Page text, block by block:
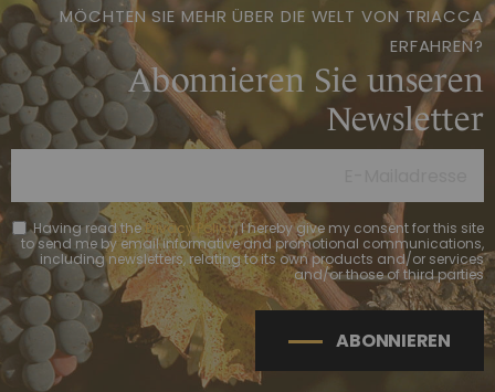
MÖCHTEN SIE MEHR ÜBER DIE WELT VON TRIACCA
ERFAHREN?
Abonnieren Sie unseren
Newsletter
Having read thePrivacy Policy, I hereby give my consent for this site
to send me by email informative and promotional communications,
including newsletters, relating to its own products and/or services
and/or those of third parties
ABONNIEREN